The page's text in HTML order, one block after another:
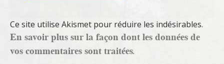
Ce site utilise Akismet pour réduire les indésirables.
En savoir plus sur la façon dont les données de
vos commentaires sont traitées.